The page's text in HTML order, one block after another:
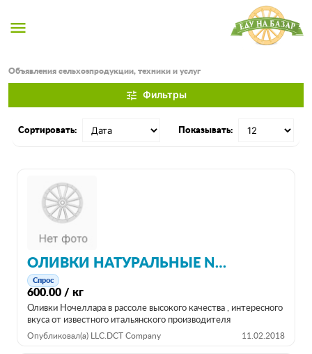
menu
Объявления сельхозпродукции, техники и услуг
tune Фильтры
Сортировать: Показывать:
ОЛИВКИ НАТУРАЛЬНЫЕ NOCHELLARA В РАССОЛЕ 2 КГ (ЧИСТЫЙ ВЕС ПРОДУКТА)- ИТАЛИЯ
Спрос
600.00 / кг
Оливки Ночеллара в рассоле высокого качества , интересного
вкуса от известного итальянского производителя
Опубликовал(а) LLC.DCT Company 11.02.2018